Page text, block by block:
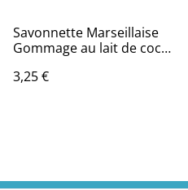
Savonnette Marseillaise
Gommage au lait de coco
3,25 €